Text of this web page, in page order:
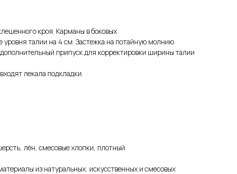
кроя. Карманы в боковых
талии на 4 см. Застежка на потайную молнию
припуск для корректировки ширины талии
лекала подкладки.
лён, смесовые хлопки, плотный
из натуральных, искусственных и смесовых